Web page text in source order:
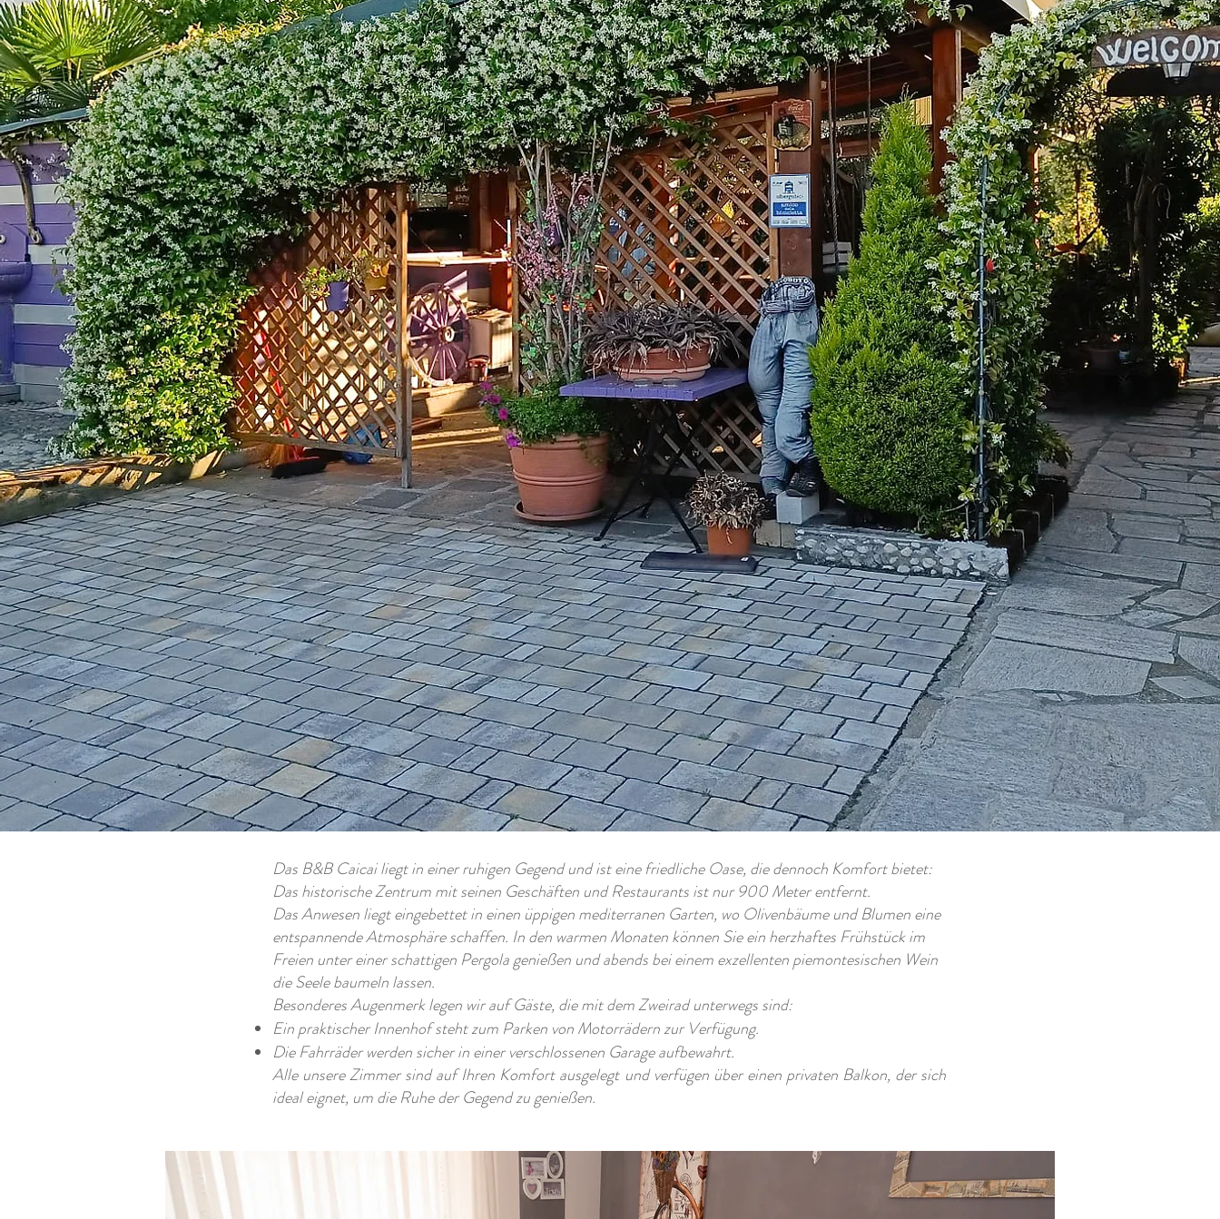
Das B&B Caicai liegt in einer ruhigen Gegend und ist eine friedliche Oase, die dennoch Komfort bietet:
Das historische Zentrum mit seinen Geschäften und Restaurants ist nur 900 Meter entfernt.
Das Anwesen liegt eingebettet in einen üppigen mediterranen Garten, wo Olivenbäume und Blumen eine
entspannende Atmosphäre schaffen. In den warmen Monaten können Sie ein herzhaftes Frühstück im
Freien unter einer schattigen Pergola genießen und abends bei einem exzellenten piemontesischen Wein
die Seele baumeln lassen.
Besonderes Augenmerk legen wir auf Gäste, die mit dem Zweirad unterwegs sind:
Ein praktischer Innenhof steht zum Parken von Motorrädern zur Verfügung.
Die Fahrräder werden sicher in einer verschlossenen Garage aufbewahrt.
Alle unsere Zimmer sind auf Ihren Komfort ausgelegt und verfügen über einen privaten Balkon, der sich
ideal eignet, um die Ruhe der Gegend zu genießen.